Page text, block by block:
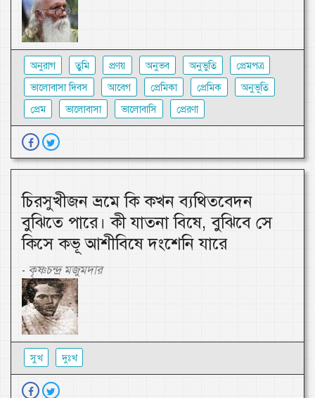
অনুরাগ তুমি প্রণয় অনুভব অনুভুতি
প্রেমপত্র
ভালোবাসা দিবস
আবেগ প্রেমিকা প্রেমিক
অনুভূতি
প্রেম
ভালোবাসা ভালোবাসি প্রেরণা
চিরসুখীজন ভ্রমে কি কখন ব্যথিতবেদন
বুঝিতে পারে। কী যাতনা বিষে, বুঝিবে সে
কিসে কভূ আশীবিষে দংশেনি যারে
- কৃষ্ণচন্দ্র মজুমদার
সুখ দুঃখ